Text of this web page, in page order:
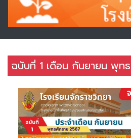
ฉบับที่ 1 เดือน กันยายน พุท